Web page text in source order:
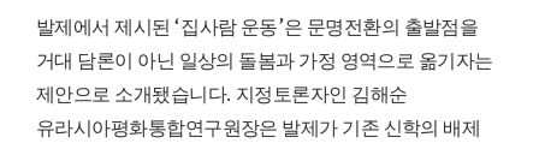
발제에서 제시된‘집사람 운동’은 문명전환의 출발점을
거대 담론이 아닌 일상의 돌봄과 가정 영역으로 옮기자는
제안으로 소개됐습니다. 지정토론자인 김해순
유라시아평화통합연구원장은 발제가 기존 신학의 배제